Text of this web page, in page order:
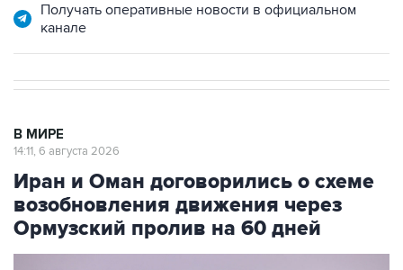
Получать оперативные новости в официальном
канале
В МИРЕ
14:11, 6 августа 2026
Иран и Оман договорились о схеме
возобновления движения через
Ормузский пролив на 60 дней